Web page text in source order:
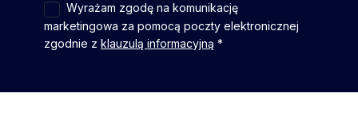
Wyrażam zgodę na komunikację
marketingowa za pomocą poczty elektronicznej
zgodnie z klauzulą informacyjną *